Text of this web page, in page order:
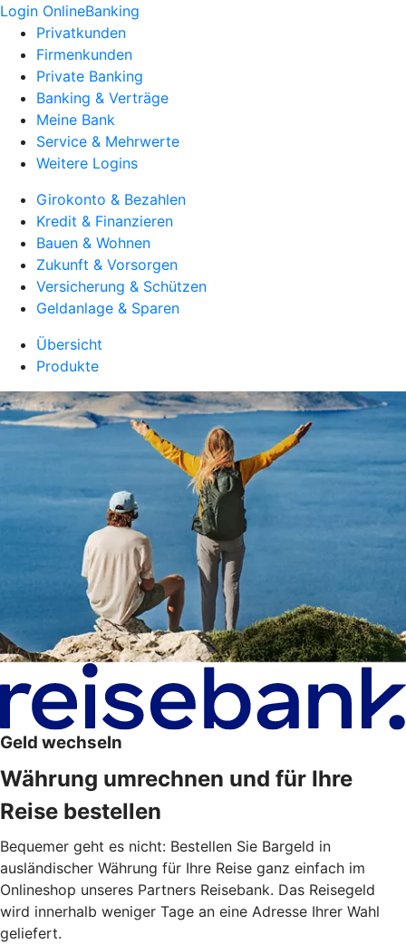
Login OnlineBanking
Privatkunden
Firmenkunden
Private Banking
Banking & Verträge
Meine Bank
Service & Mehrwerte
Weitere Logins
Girokonto & Bezahlen
Kredit & Finanzieren
Bauen & Wohnen
Zukunft & Vorsorgen
Versicherung & Schützen
Geldanlage & Sparen
Übersicht
Produkte
Geld wechseln
Währung umrechnen und für Ihre
Reise bestellen
Bequemer geht es nicht: Bestellen Sie Bargeld in
ausländischer Währung für Ihre Reise ganz einfach im
Onlineshop unseres Partners Reisebank. Das Reisegeld
wird innerhalb weniger Tage an eine Adresse Ihrer Wahl
geliefert.